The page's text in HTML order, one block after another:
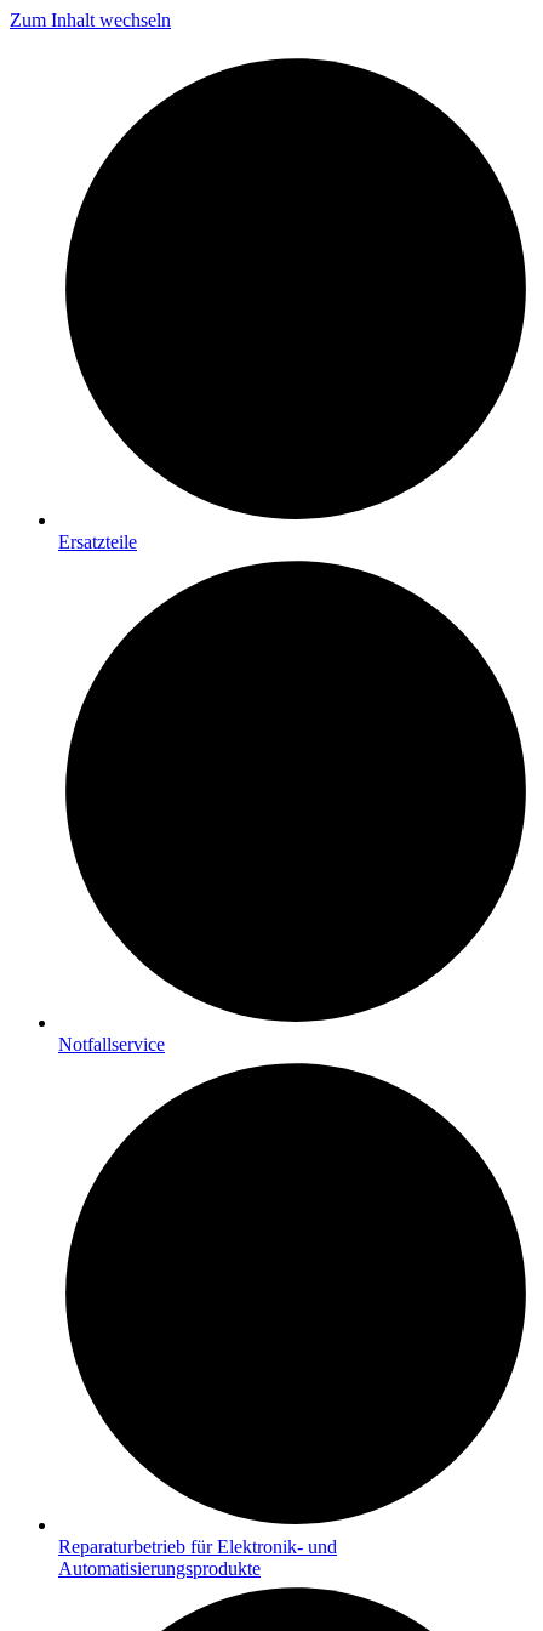
Zum Inhalt wechseln
Ersatzteile
Notfallservice
Reparaturbetrieb für Elektronik- und
Automatisierungsprodukte